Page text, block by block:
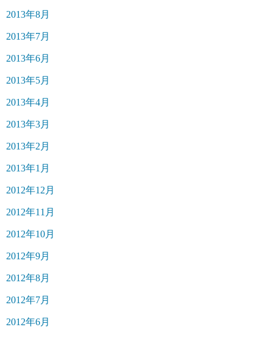
2013年8月
2013年7月
2013年6月
2013年5月
2013年4月
2013年3月
2013年2月
2013年1月
2012年12月
2012年11月
2012年10月
2012年9月
2012年8月
2012年7月
2012年6月